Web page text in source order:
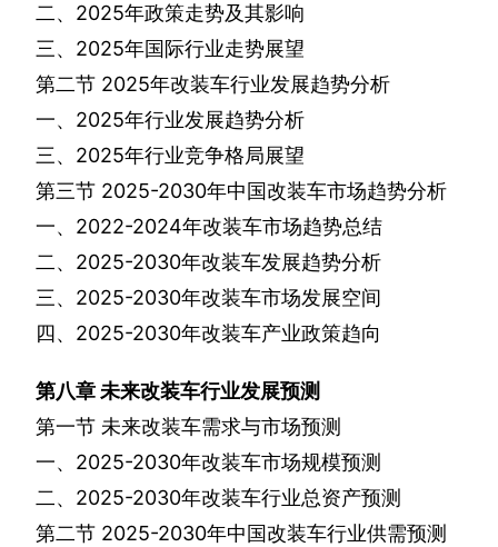
二、 2025年政策走势及其影响
三、 2025年国际行业走势展望
第二节 2025年改装车行业发展趋势分析
一、 2025年行业发展趋势分析
三、 2025年行业竞争格局展望
第三节 2025-2030年中国改装车市场趋势分析
一、 2022-2024年改装车市场趋势总结
二、 2025-2030年改装车发展趋势分析
三、 2025-2030年改装车市场发展空间
四、 2025-2030年改装车产业政策趋向
第八章 未来改装车行业发展预测
第一节 未来改装车需求与市场预测
一、 2025-2030年改装车市场规模预测
二、 2025-2030年改装车行业总资产预测
第二节 2025-2030年中国改装车行业供需预测